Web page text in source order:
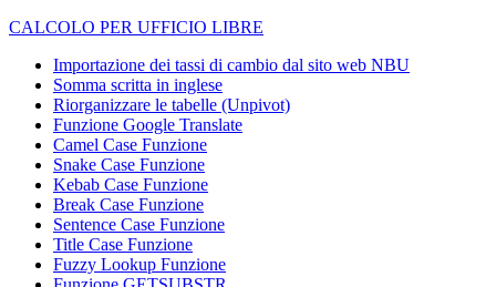
CALCOLO PER UFFICIO LIBRE
Importazione dei tassi di cambio dal sito web NBU
Somma scritta in inglese
Riorganizzare le tabelle (Unpivot)
Funzione Google Translate
Camel Case Funzione
Snake Case Funzione
Kebab Case Funzione
Break Case Funzione
Sentence Case Funzione
Title Case Funzione
Fuzzy Lookup Funzione